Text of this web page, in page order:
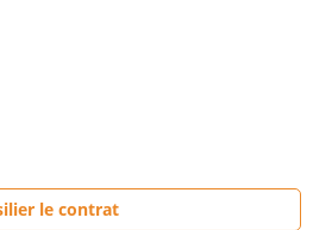
le contrat